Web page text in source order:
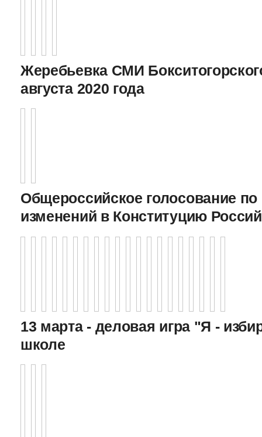
Жеребьевка СМИ
августа 2020 года
Общероссийское голосование
изменений в Конституцию
13 марта - деловая игра "Я -
школе